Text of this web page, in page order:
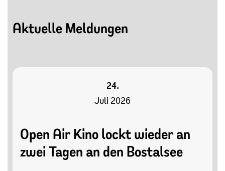
Aktuelle Meldungen
24.
Juli 2026
Open Air Kino lockt wieder an
zwei Tagen an den Bostalsee